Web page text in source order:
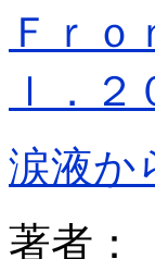
Ｆｒ
ｌ．
涙液か
著者：